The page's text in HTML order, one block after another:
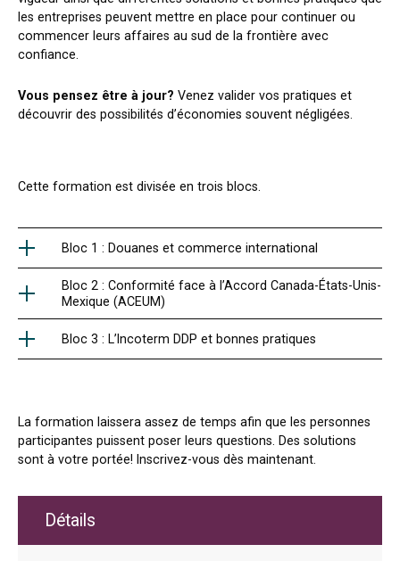
les entreprises peuvent mettre en place pour continuer ou
commencer leurs affaires au sud de la frontière avec
confiance.
Vous pensez être à jour? Venez valider vos pratiques et
découvrir des possibilités d’économies souvent négligées.
Cette formation est divisée en trois blocs.
Bloc 1 : Douanes et commerce international
Bloc 2 : Conformité face à l’Accord Canada-États-Unis-
Mexique (ACEUM)
Bloc 3 : L’Incoterm DDP et bonnes pratiques
La formation laissera assez de temps afin que les personnes
participantes puissent poser leurs questions. Des solutions
sont à votre portée! Inscrivez-vous dès maintenant.
Détails